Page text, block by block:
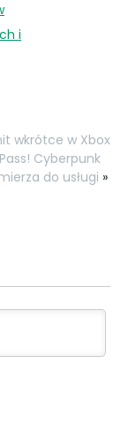
i
wkrótce w Xbox
Cyberpunk
do usługi »